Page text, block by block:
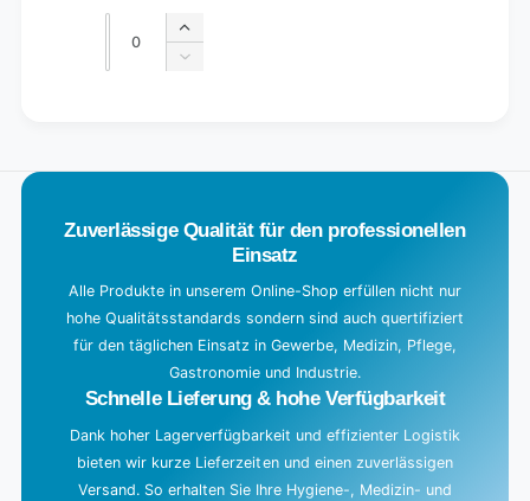
price
price
Quantity
Increase
quantity
Decrease
a
Zuverlässige Qualität für den professionellen
Einsatz
Alle Produkte in unserem Online-Shop erfüllen nicht nur
hohe Qualitätsstandards sondern sind auch quertifiziert
für den täglichen Einsatz in Gewerbe, Medizin, Pflege,
Gastronomie und Industrie.
Schnelle Lieferung & hohe Verfügbarkeit
Dank hoher Lagerverfügbarkeit und effizienter Logistik
bieten wir kurze Lieferzeiten und einen zuverlässigen
Versand. So erhalten Sie Ihre Hygiene-, Medizin- und